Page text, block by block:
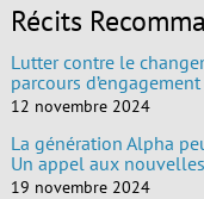
Récits
Lutter contre le
parcours
12 novembre 2024
La génération Alpha
Un appel aux
19 novembre 2024